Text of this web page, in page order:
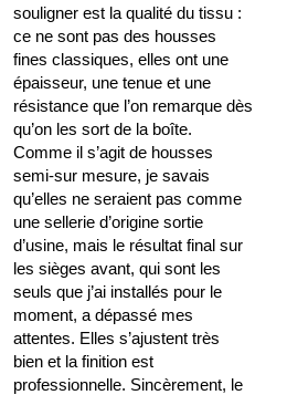
souligner est la qualité du tissu :
ce ne sont pas des housses
fines classiques, elles ont une
épaisseur, une tenue et une
résistance que l’on remarque dès
qu’on les sort de la boîte.
Comme il s’agit de housses
semi-sur mesure, je savais
qu’elles ne seraient pas comme
une sellerie d’origine sortie
d’usine, mais le résultat final sur
les sièges avant, qui sont les
seuls que j’ai installés pour le
moment, a dépassé mes
attentes. Elles s’ajustent très
bien et la finition est
professionnelle. Sincèrement, le